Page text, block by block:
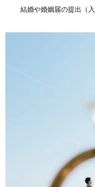
結婚や婚姻届の提出（